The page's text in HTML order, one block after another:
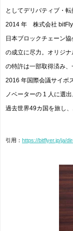
としてデリバティブ・
2014 年 株式会社
日本ブロックチェーン
の成立に尽力。オリジ
の特許は一部取得済み、
2016 年国際会議サイボ
ノベーターの 1 人に選出
過去世界49カ国を旅し
引用： https://bitflyer.jp/ja/